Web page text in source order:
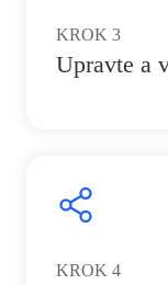
KROK 3
Upravte a
KROK 4